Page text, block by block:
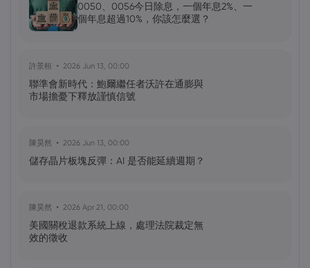
0050、0056今日除息，一個年息2%、一
個年息超過10%，你該怎麼選？
許景桓 2026 Jun 13, 00:00
聯準會新時代：鮑爾繼任者沃許在通膨與
市場擔憂下釋放謹慎信號
陳昊然 2026 Jun 13, 00:00
儲存晶片板塊反彈：AI 是否能延續週期？
陳昊然 2026 Apr 21, 00:00
美國關稅退款系統上線，處理法院裁定無
效的徵收